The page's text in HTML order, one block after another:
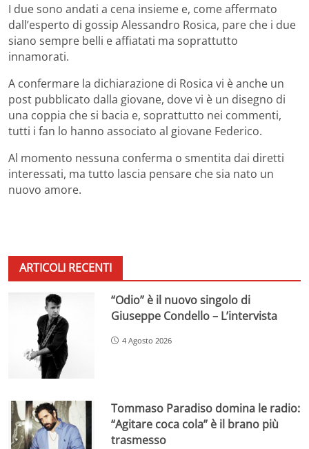
I due sono andati a cena insieme e, come affermato
dall’esperto di gossip Alessandro Rosica, pare che i due
siano sempre belli e affiatati ma soprattutto
innamorati.
A confermare la dichiarazione di Rosica vi è anche un
post pubblicato dalla giovane, dove vi è un disegno di
una coppia che si bacia e, soprattutto nei commenti,
tutti i fan lo hanno associato al giovane Federico.
Al momento nessuna conferma o smentita dai diretti
interessati, ma tutto lascia pensare che sia nato un
nuovo amore.
ARTICOLI RECENTI
“Odio” è il nuovo singolo di
Giuseppe Condello – L’intervista
4 Agosto 2026
Tommaso Paradiso domina le radio:
“Agitare coca cola” è il brano più
trasmesso